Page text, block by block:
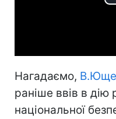
Нагадаємо,
раніше ввів в дію
національної